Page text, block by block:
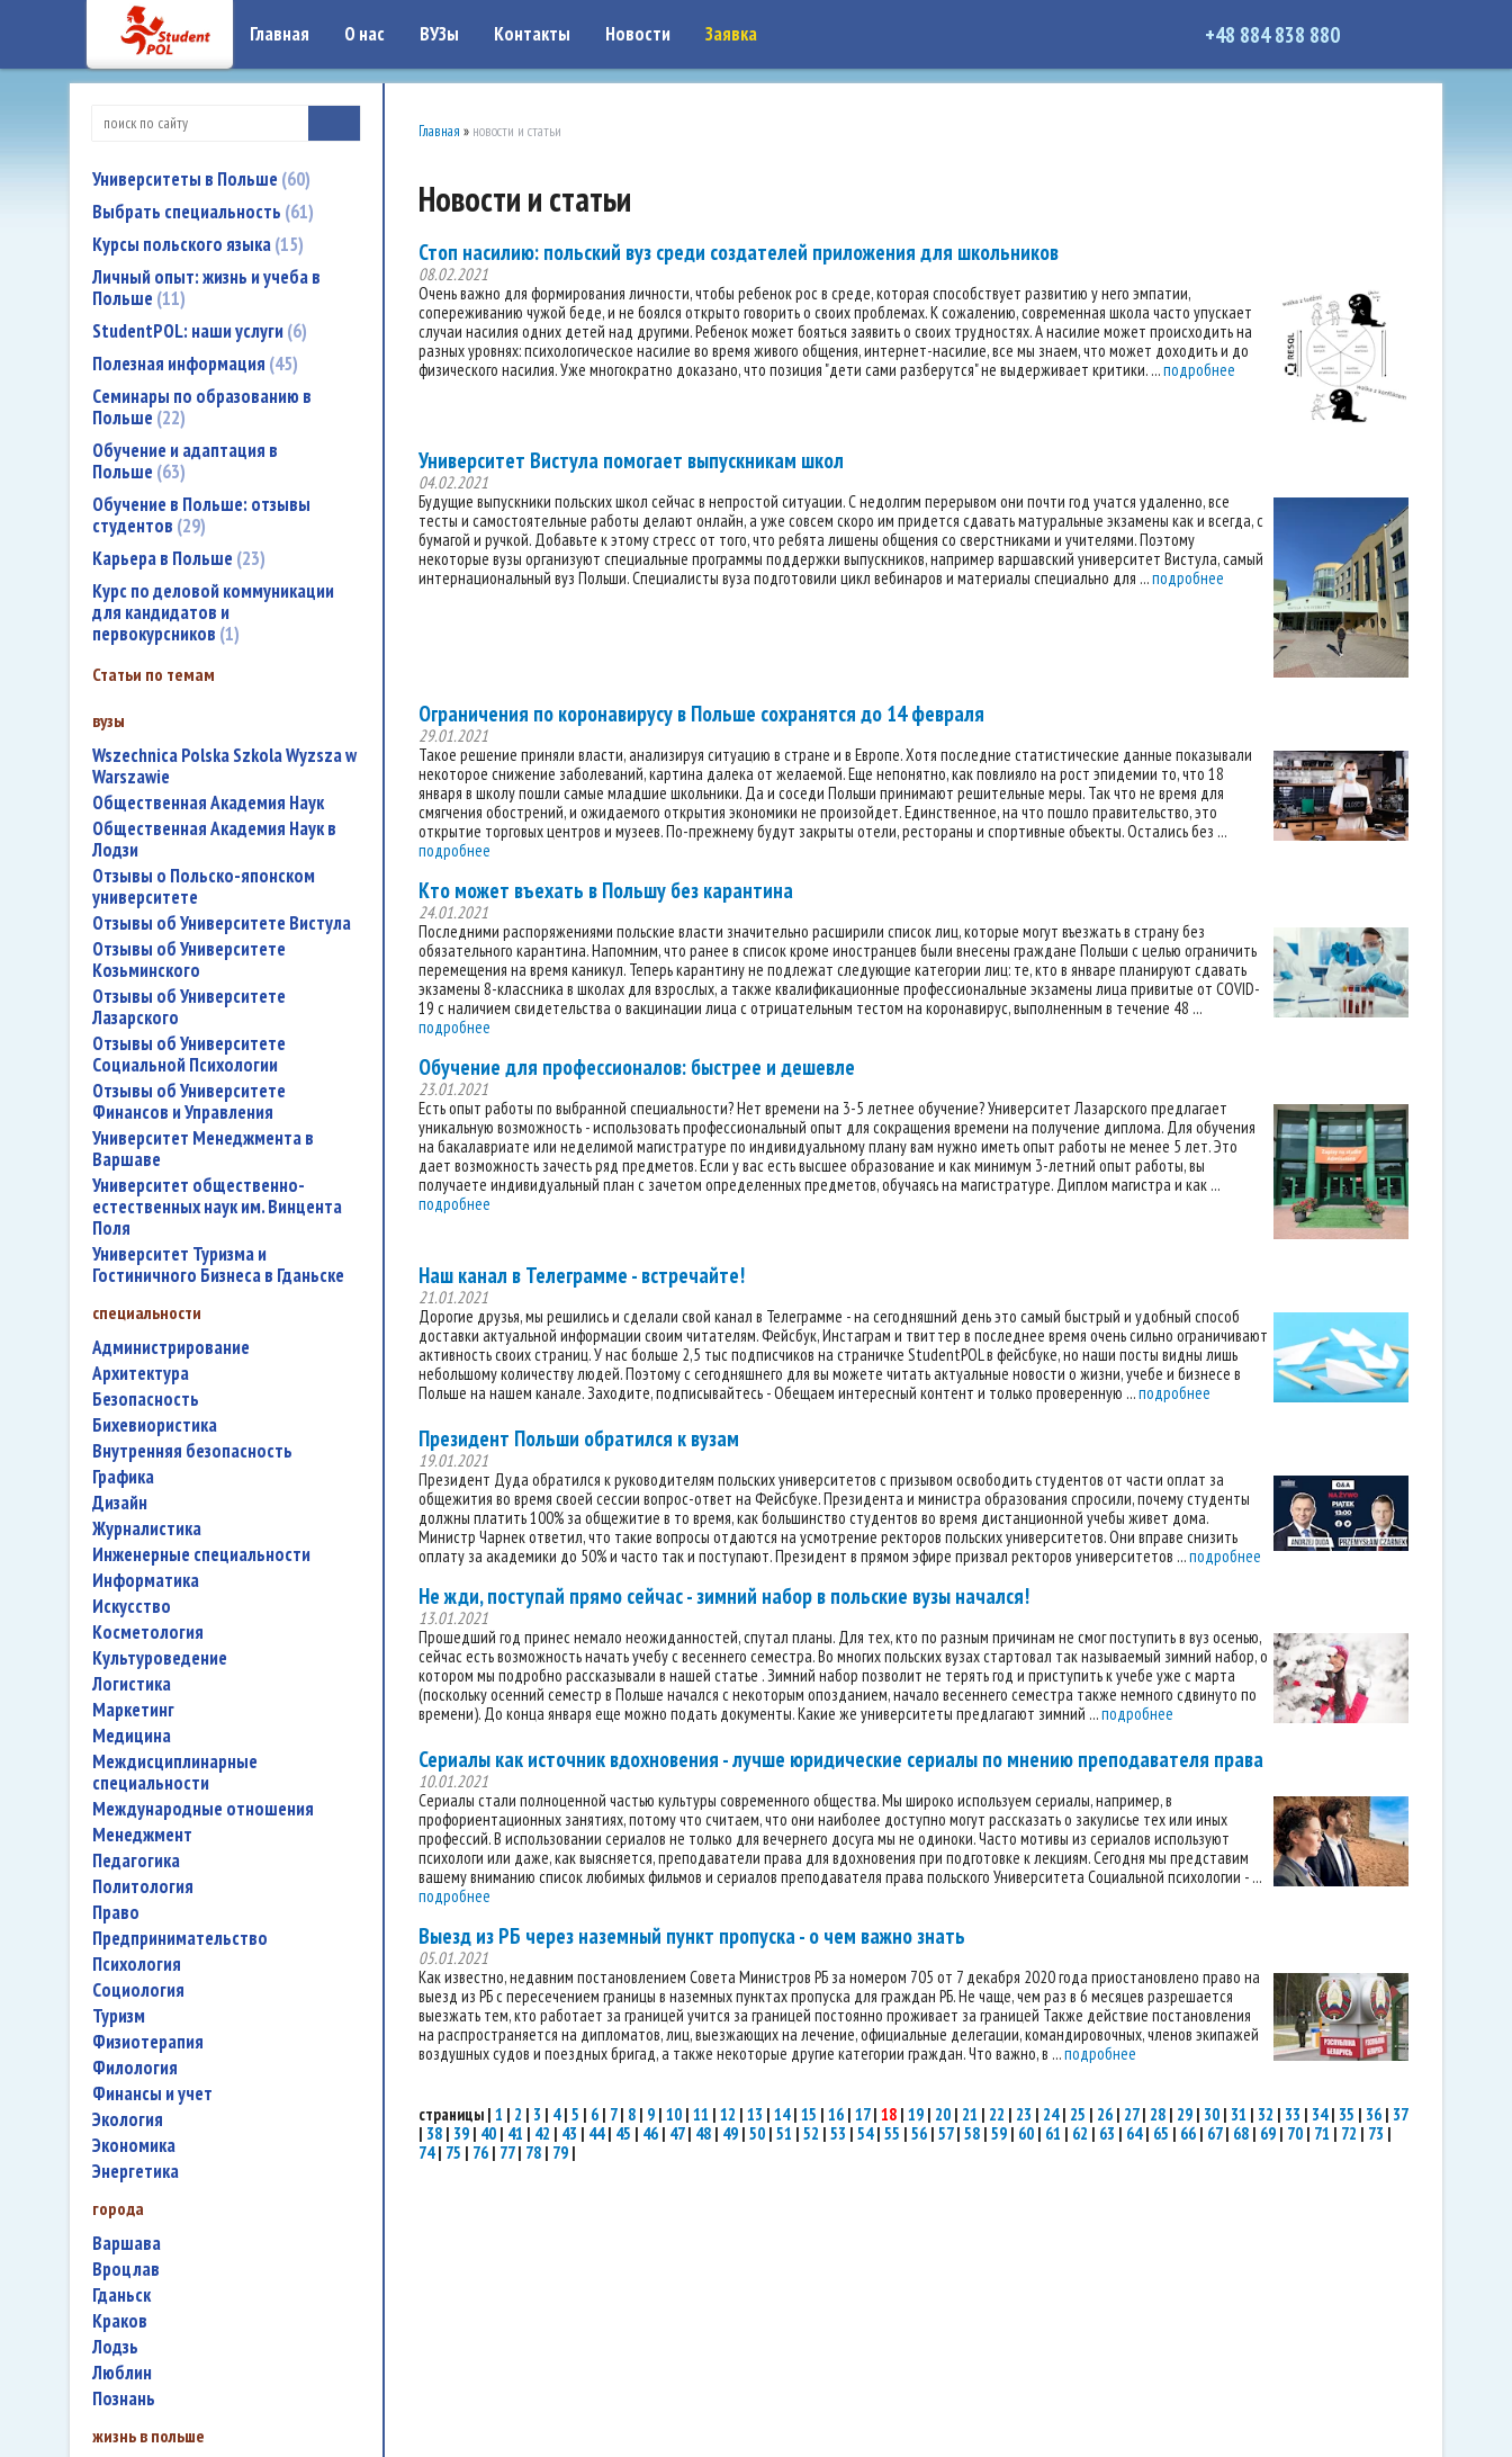
google-site-verification: google7a917c261df1566b.htmlgoogle-site-verification: google7a917c261df1566b.html
Главная О нас ВУЗы Контакты Новости Заявка +48 884 838 880
Университеты в Польше 60
Выбрать специальность 61
Курсы польского языка 15
Личный опыт: жизнь и учеба в
Польше 11
StudentPOL: наши услуги 6
Полезная информация 45
Семинары по образованию в
Польше 22
Обучение и адаптация в
Польше 63
Обучение в Польше: отзывы
студентов 29
Карьера в Польше 23
Курс по деловой коммуникации
для кандидатов и
первокурсников 1
Статьи по темам
вузы
Wszechnica Polska Szkola Wyzsza w
Warszawie
Общественная Академия Наук
Общественная Академия Наук в
Лодзи
Отзывы о Польско-японском
университете
Отзывы об Университете Вистула
Отзывы об Университете
Козьминского
Отзывы об Университете
Лазарского
Отзывы об Университете
Социальной Психологии
Отзывы об Университете
Финансов и Управления
Университет Менеджмента в
Варшаве
Университет общественно-
естественных наук им. Винцента
Поля
Университет Туризма и
Гостиничного Бизнеса в Гданьске
специальности
администрирование
архитектура
безопасность
бихевиористика
внутренняя безопасность
графика
дизайн
журналистика
инженерные специальности
информатика
искусство
косметология
культуроведение
логистика
маркетинг
медицина
междисциплинарные
специальности
международные отношения
менеджмент
педагогика
политология
право
предпринимательство
психология
социология
туризм
физиотерапия
филология
финансы и учет
экология
экономика
энергетика
города
Варшава
Вроцлав
Гданьск
Краков
Лодзь
Люблин
Познань
жизнь в польше
Главная » новости и статьи
Новости и статьи
Стоп насилию: польский вуз среди создателей приложения для школьников
08.02.2021
Очень важно для формирования личности, чтобы ребенок рос в среде, которая способствует развитию у него эмпатии,
сопереживанию чужой беде, и не боялся открыто говорить о своих проблемах. К сожалению, современная школа часто упускает
случаи насилия одних детей над другими. Ребенок может бояться заявить о своих трудностях. А насилие может происходить на
разных уровнях: психологическое насилие во время живого общения, интернет-насилие, все мы знаем, что может доходить и до
физического насилия. Уже многократно доказано, что позиция "дети сами разберутся" не выдерживает критики. ...подробнее
Университет Вистула помогает выпускникам школ
04.02.2021
Будущие выпускники польских школ сейчас в непростой ситуации. С недолгим перерывом они почти год учатся удаленно, все
тесты и самостоятельные работы делают онлайн, а уже совсем скоро им придется сдавать матуральные экзамены как и всегда, с
бумагой и ручкой. Добавьте к этому стресс от того, что ребята лишены общения со сверстниками и учителями. Поэтому
некоторые вузы организуют специальные программы поддержки выпускников, например варшавский университет Вистула, самый
интернациональный вуз Польши. Специалисты вуза подготовили цикл вебинаров и материалы специально для ...подробнее
Ограничения по коронавирусу в Польше сохранятся до 14 февраля
29.01.2021
Такое решение приняли власти, анализируя ситуацию в стране и в Европе. Хотя последние статистические данные показывали
некоторое снижение заболеваний, картина далека от желаемой. Еще непонятно, как повлияло на рост эпидемии то, что 18
января в школу пошли самые младшие школьники. Да и соседи Польши принимают решительные меры. Так что не время для
смягчения обострений, и ожидаемого открытия экономики не произойдет. Единственное, на что пошло правительство, это
открытие торговых центров и музеев. По-прежнему будут закрыты отели, рестораны и спортивные объекты. Остались без ...
подробнее
Кто может въехать в Польшу без карантина
24.01.2021
Последними распоряжениями польские власти значительно расширили список лиц, которые могут въезжать в страну без
обязательного карантина. Напомним, что ранее в список кроме иностранцев были внесены граждане Польши с целью ограничить
перемещения на время каникул. Теперь карантину не подлежат следующие категории лиц: те, кто в январе планируют сдавать
экзамены 8-классника в школах для взрослых, а также квалификационные профессиональные экзамены лица привитые от COVID-
19 с наличием свидетельства о вакцинации лица с отрицательным тестом на коронавирус, выполненным в течение 48 ...
подробнее
Обучение для профессионалов: быстрее и дешевле
23.01.2021
Есть опыт работы по выбранной специальности? Нет времени на 3-5 летнее обучение? Университет Лазарского предлагает
уникальную возможность - использовать профессиональный опыт для сокращения времени на получение диплома. Для обучения
на бакалавриате или неделимой магистратуре по индивидуальному плану вам нужно иметь опыт работы не менее 5 лет. Это
дает возможность зачесть ряд предметов. Если у вас есть высшее образование и как минимум 3-летний опыт работы, вы
получаете индивидуальный план с зачетом определенных предметов, обучаясь на магистратуре. Диплом магистра и как ...
подробнее
Наш канал в Телеграмме - встречайте!
21.01.2021
Дорогие друзья, мы решились и сделали свой канал в Телеграмме - на сегодняшний день это самый быстрый и удобный способ
доставки актуальной информации своим читателям. Фейсбук, Инстаграм и твиттер в последнее время очень сильно ограничивают
активность своих страниц. У нас больше 2,5 тыс подписчиков на страничке StudentPOL в фейсбуке, но наши посты видны лишь
небольшому количеству людей. Поэтому с сегодняшнего для вы можете читать актуальные новости о жизни, учебе и бизнесе в
Польше на нашем канале. Заходите, подписывайтесь - Обещаем интересный контент и только проверенную ...подробнее
Президент Польши обратился к вузам
19.01.2021
Президент Дуда обратился к руководителям польских университетов с призывом освободить студентов от части оплат за
общежития во время своей сессии вопрос-ответ на Фейсбуке. Президента и министра образования спросили, почему студенты
должны платить 100% за общежитие в то время, как большинство студентов во время дистанционной учебы живет дома.
Министр Чарнек ответил, что такие вопросы отдаются на усмотрение ректоров польских университетов. Они вправе снизить
оплату за академики до 50% и часто так и поступают. Президент в прямом эфире призвал ректоров университетов ...подробнее
Не жди, поступай прямо сейчас - зимний набор в польские вузы начался!
13.01.2021
Прошедший год принес немало неожиданностей, спутал планы. Для тех, кто по разным причинам не смог поступить в вуз осенью,
сейчас есть возможность начать учебу с весеннего семестра. Во многих польских вузах стартовал так называемый зимний набор, о
котором мы подробно рассказывали в нашей статье . Зимний набор позволит не терять год и приступить к учебе уже с марта
(поскольку осенний семестр в Польше начался с некоторым опозданием, начало весеннего семестра также немного сдвинуто по
времени). До конца января еще можно подать документы. Какие же университеты предлагают зимний ...подробнее
Сериалы как источник вдохновения - лучше юридические сериалы по мнению преподавателя права
10.01.2021
Сериалы стали полноценной частью культуры современного общества. Мы широко используем сериалы, например, в
профориентационных занятиях, потому что считаем, что они наиболее доступно могут рассказать о закулисье тех или иных
профессий. В использовании сериалов не только для вечернего досуга мы не одиноки. Часто мотивы из сериалов используют
психологи или даже, как выясняется, преподаватели права для вдохновения при подготовке к лекциям. Сегодня мы представим
вашему вниманию список любимых фильмов и сериалов преподавателя права польского Университета Социальной психологии - ...
подробнее
Выезд из РБ через наземный пункт пропуска - о чем важно знать
05.01.2021
Как известно, недавним постановлением Совета Министров РБ за номером 705 от 7 декабря 2020 года приостановлено право на
выезд из РБ с пересечением границы в наземных пунктах пропуска для граждан РБ. Не чаще, чем раз в 6 месяцев разрешается
выезжать тем, кто работает за границей учится за границей постоянно проживает за границей Также действие постановления
на распространяется на дипломатов, лиц, выезжающих на лечение, официальные делегации, командировочных, членов экипажей
воздушных судов и поездных бригад, а также некоторые другие категории граждан. Что важно, в ...подробнее
страницы | 1 | 2 | 3 | 4| 5 | 6 | 7| 8 | 9 | 10 | 11 | 12 | 13 | 14| 15 | 16 | 17| 18 | 19 | 20 | 21 | 22 | 23 | 24| 25 | 26 | 27| 28 | 29 | 30 | 31 | 32 | 33 | 34| 35 | 36 | 37
| 38 | 39 | 40 | 41 | 42 | 43 | 44| 45 | 46 | 47| 48 | 49 | 50 | 51 | 52 | 53 | 54| 55 | 56 | 57| 58 | 59 | 60 | 61 | 62 | 63 | 64| 65 | 66 | 67| 68 | 69 | 70 | 71 | 72 | 73 |
74| 75 | 76 | 77| 78 | 79 |